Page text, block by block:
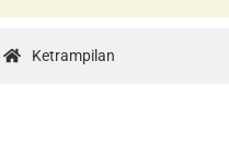
Ketrampilan